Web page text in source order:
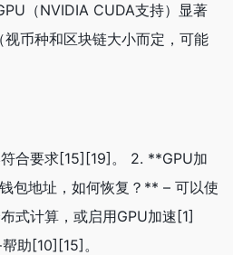
（NVIDIA CUDA支持）显著
币种和区块链大小而定，可能
合要求[15][19]。 2. **GPU加
包地址，如何恢复？** – 可以使
式计算，或启用GPU加速[1]
助[10][15]。